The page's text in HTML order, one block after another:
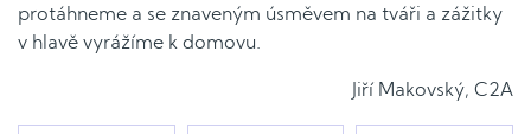
protáhneme a se znaveným úsměvem na tváři a zážitky
v hlavě vyrážíme k domovu.
Jiří Makovský, C2A